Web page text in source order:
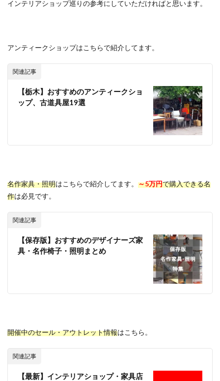
インテリアショップ巡りの参考にしていただければと思います。
アンティークショップはこちらで紹介してます。
関連記事
【栃木】おすすめのアンティークショ
ップ、古道具屋19選
名作家具・照明はこちらで紹介してます。 ～5万円で購入できる名
作は必見です。
関連記事
【保存版】おすすめのデザイナーズ家
具・名作椅子・照明まとめ
開催中のセール・アウトレット情報はこちら。
関連記事
【最新】インテリアショップ・家具店